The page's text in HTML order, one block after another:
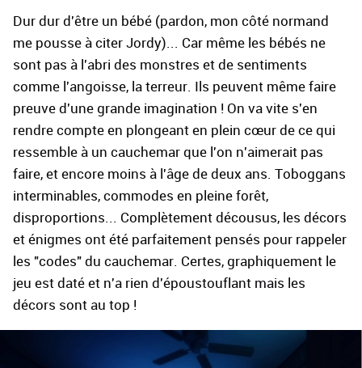
Dur dur d'être un bébé (pardon, mon côté normand
me pousse à citer Jordy)... Car même les bébés ne
sont pas à l'abri des monstres et de sentiments
comme l'angoisse, la terreur. Ils peuvent même faire
preuve d'une grande imagination ! On va vite s'en
rendre compte en plongeant en plein cœur de ce qui
ressemble à un cauchemar que l'on n'aimerait pas
faire, et encore moins à l'âge de deux ans. Toboggans
interminables, commodes en pleine forêt,
disproportions... Complètement décousus, les décors
et énigmes ont été parfaitement pensés pour rappeler
les "codes" du cauchemar. Certes, graphiquement le
jeu est daté et n'a rien d'époustouflant mais les
décors sont au top !